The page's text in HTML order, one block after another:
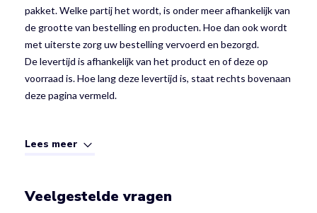
pakket. Welke partij het wordt, is onder meer afhankelijk van
de grootte van bestelling en producten. Hoe dan ook wordt
met uiterste zorg uw bestelling vervoerd en bezorgd.
De levertijd is afhankelijk van het product en of deze op
voorraad is. Hoe lang deze levertijd is, staat rechts bovenaan
deze pagina vermeld.
Lees meer
Veelgestelde vragen